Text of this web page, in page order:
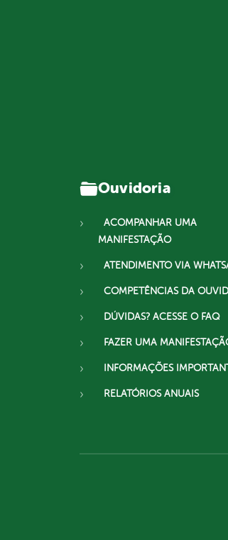
Ouvidoria
ACOMPANHAR UMA
MANIFESTAÇÃO
ATENDIMENTO VIA
COMPETÊNCIAS DA
DÚVIDAS? ACESSE O FAQ
FAZER UMA
INFORMAÇÕES
RELATÓRIOS ANUAIS